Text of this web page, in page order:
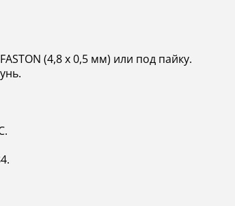
(4,8 x 0,5 мм) или под пайку.